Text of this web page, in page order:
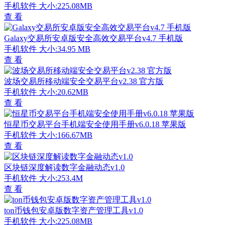
手机软件 大小:225.08MB
查 看
Galaxy交易所安卓版安全高效交易平台v4.7 手机版
手机软件 大小:34.95 MB
查 看
波场交易所移动端安全交易平台v2.38 官方版
手机软件 大小:20.62MB
查 看
恒星币交易平台手机端安全使用手册v6.0.18 苹果版
手机软件 大小:166.67MB
查 看
区块链深度解读数字金融动态v1.0
手机软件 大小:253.4M
查 看
ton币钱包安卓版数字资产管理工具v1.0
手机软件 大小:225.08MB